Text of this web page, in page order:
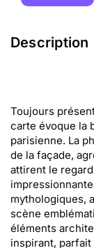
Description
Toujours
carte évoque la
parisienne. La
de la façade,
attirent le
mythologiques,
scène
éléments
inspirant,